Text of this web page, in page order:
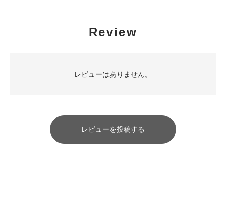
Review
レビューはありません。
レビューを投稿する